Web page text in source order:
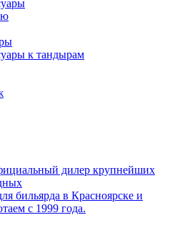
к тандырам
дилер крупнейших
бильярда в Красноярске и
с 1999 года.